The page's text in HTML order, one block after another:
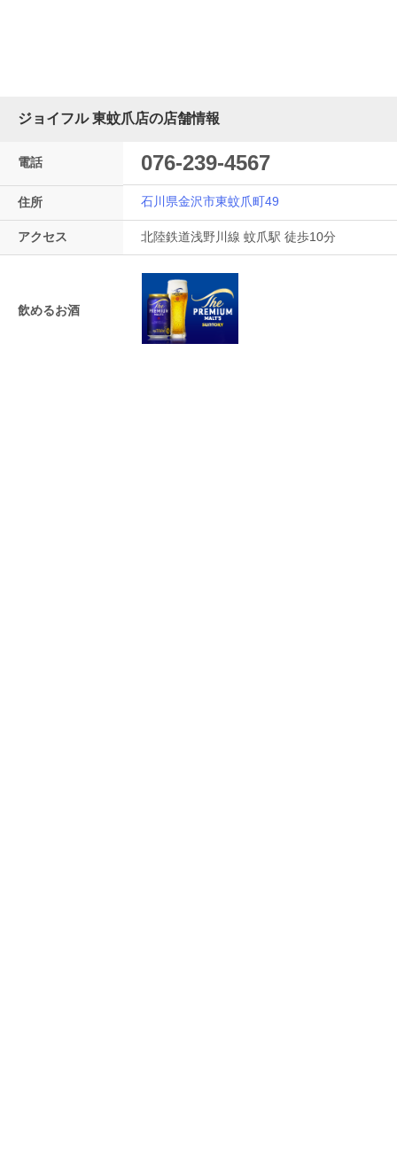
ジョイフル 東蚊爪店の店舗情報
電話 076-239-4567
住所 石川県金沢市東蚊爪町49
アクセス 北陸鉄道浅野川線 蚊爪駅 徒歩10分
飲めるお酒